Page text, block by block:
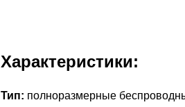
Характеристики:
Тип: полноразмерные